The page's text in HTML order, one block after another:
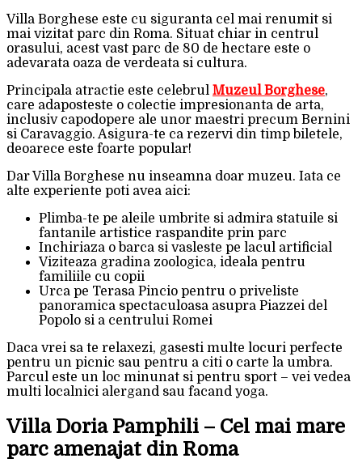
Villa Borghese este cu siguranta cel mai renumit si
mai vizitat parc din Roma. Situat chiar in centrul
orasului, acest vast parc de 80 de hectare este o
adevarata oaza de verdeata si cultura.
Principala atractie este celebrul Muzeul Borghese,
care adaposteste o colectie impresionanta de arta,
inclusiv capodopere ale unor maestri precum Bernini
si Caravaggio. Asigura-te ca rezervi din timp biletele,
deoarece este foarte popular!
Dar Villa Borghese nu inseamna doar muzeu. Iata ce
alte experiente poti avea aici:
Plimba-te pe aleile umbrite si admira statuile si
fantanile artistice raspandite prin parc
Inchiriaza o barca si vasleste pe lacul artificial
Viziteaza gradina zoologica, ideala pentru
familiile cu copii
Urca pe Terasa Pincio pentru o priveliste
panoramica spectaculoasa asupra Piazzei del
Popolo si a centrului Romei
Daca vrei sa te relaxezi, gasesti multe locuri perfecte
pentru un picnic sau pentru a citi o carte la umbra.
Parcul este un loc minunat si pentru sport – vei vedea
multi localnici alergand sau facand yoga.
Villa Doria Pamphili – Cel mai mare
parc amenajat din Roma